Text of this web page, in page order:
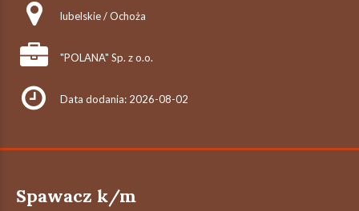
lubelskie / Ochoża
"POLANA" Sp. z o.o.
Data dodania: 2026-08-02
Spawacz k/m